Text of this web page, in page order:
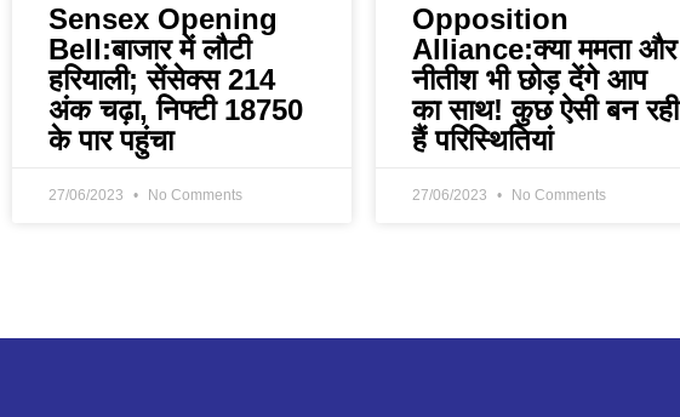
Sensex Opening
Bell:बाजार में लौटी
हरियाली; सेंसेक्स 214
अंक चढ़ा, निफ्टी 18750
के पार पहुंचा
27/06/2023 No Comments
Opposition
Alliance:क्या ममता और
नीतीश भी छोड़ देंगे आप
का साथ! कुछ ऐसी बन रही
हैं परिस्थितियां
27/06/2023 No Comments